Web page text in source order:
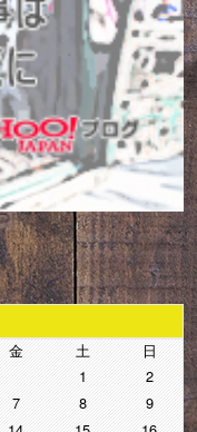
金 土
日
1
2
7 8
9